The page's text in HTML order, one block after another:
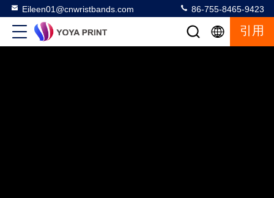
Eileen01@cnwristbands.com 86-755-8465-9423
引用